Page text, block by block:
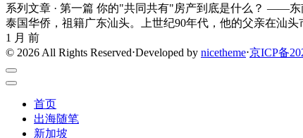
系列文章 · 第一篇 你的"共同共有"房产到底是什么？ ——东
泰国华侨，祖籍广东汕头。上世纪90年代，他的父亲在汕
1 月 前
© 2026 All Rights Reserved⋅Developed by nicetheme⋅京ICP备
首页
出海随笔
新加坡